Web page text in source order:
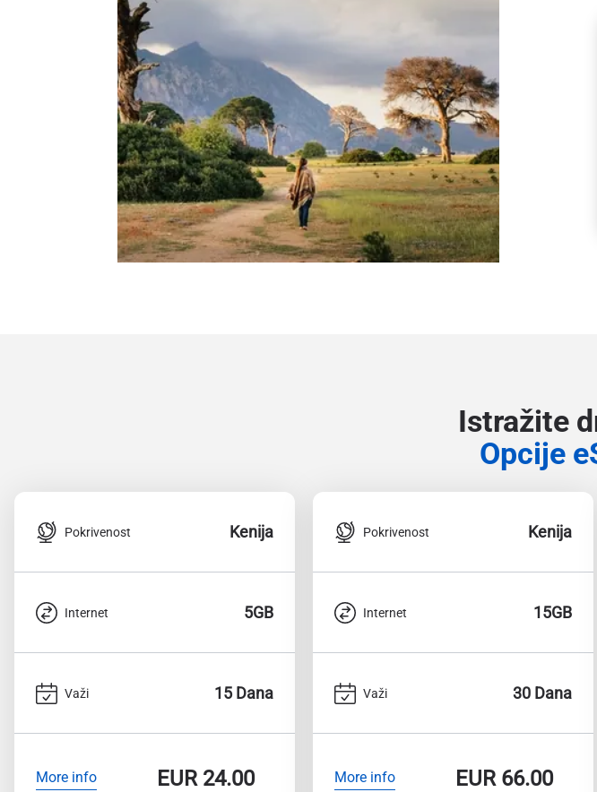
Istražite
Opcije
Pokrivenost Kenija
Internet 5GB
Važi 15 Dana
More info EUR24.00
Pokrivenost Kenija
Internet 15GB
Važi 30 Dana
More info EUR66.00